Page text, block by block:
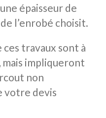
épaisseur de
l’enrobé choisit.
travaux sont à
mais impliqueront
non
votre devis